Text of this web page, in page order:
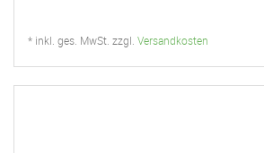
* inkl. ges. MwSt. zzgl. Versandkosten